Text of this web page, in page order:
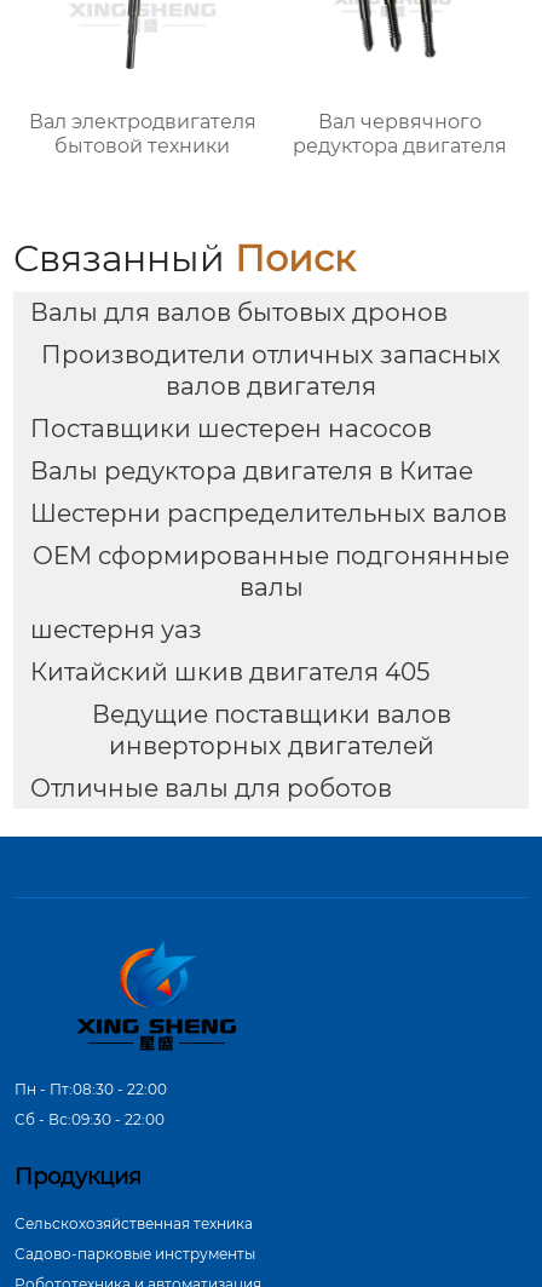
Вал электродвигателя
бытовой техники
Вал червячного
редуктора двигателя
Связанный Поиск
Валы для валов бытовых дронов
Производители отличных запасных
валов двигателя
Поставщики шестерен насосов
Валы редуктора двигателя в Китае
Шестерни распределительных валов
OEM сформированные подгонянные
валы
шестерня уаз
Китайский шкив двигателя 405
Ведущие поставщики валов
инверторных двигателей
Отличные валы для роботов
Пн - Пт:08:30 - 22:00
Сб - Вс:09:30 - 22:00
Продукция
Сельскохозяйственная техника
Садово-парковые инструменты